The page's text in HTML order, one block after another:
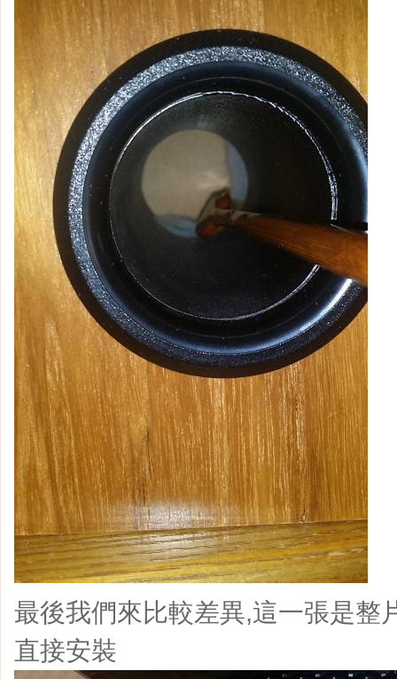
最後我們來比較差異,這一張是整
直接安裝